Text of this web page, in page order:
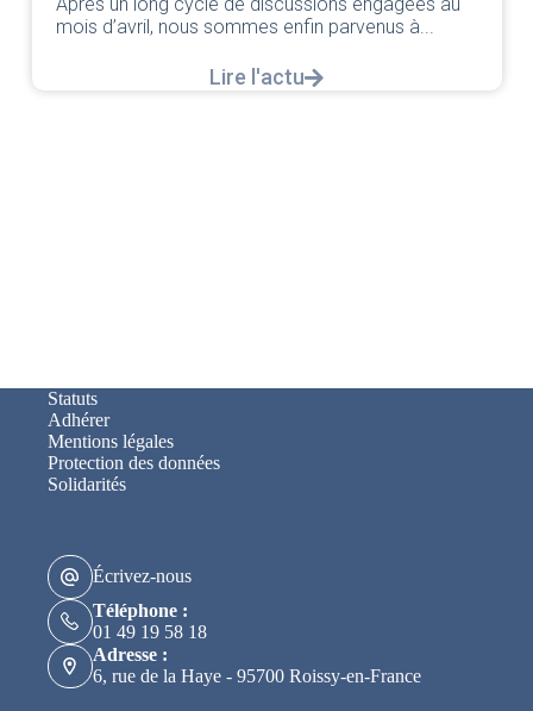
mois d’avril, nous sommes enfin parvenus à...
Lire l'actu
Statuts
Adhérer
Mentions légales
Protection des données
Solidarités
Écrivez-nous
Téléphone :
01 49 19 58 18
Adresse :
6, rue de la Haye - 95700 Roissy-en-France